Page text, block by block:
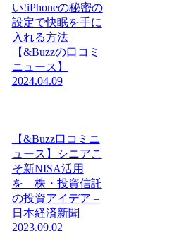
い!iPhoneの秘密の
設定で快眠を手に
入れる方法
【&Buzzの口コミ
ニュース】
2024.04.09
【&Buzz口コミニ
ュース】シニアこ
そ新NISA活用
を 株・投資信託
の投資アイデア –
日本経済新聞
2023.09.02